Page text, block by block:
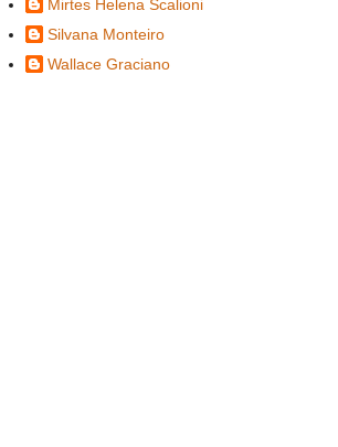
Mirtes Helena Scalioni
Silvana Monteiro
Wallace Graciano